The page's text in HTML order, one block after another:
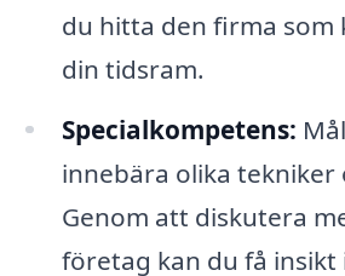
du hitta den firma som
din tidsram.
Specialkompetens:
innebära olika tekniker
Genom att diskutera
företag kan du få insikt